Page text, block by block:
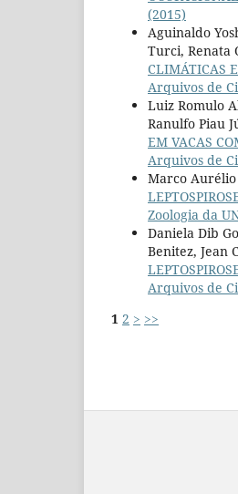
(2015)
Aguinaldo
Turci, Renata
CLIMÁTICAS
Arquivos de
Luiz Romulo
Ranulfo Piau
EM VACAS
Arquivos de
Marco Aurélio
Zoologia da
Daniela Dib
Benitez, Jean
Arquivos de
1 2 > >>